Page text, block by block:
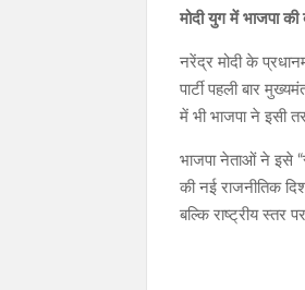
मोदी युग में भाजपा की
नरेंद्र मोदी के
पार्टी पहली बार
में भी भाजपा ने इसी
भाजपा नेताओं ने इसे
की नई राजनीतिक
बल्कि राष्ट्रीय स्तर